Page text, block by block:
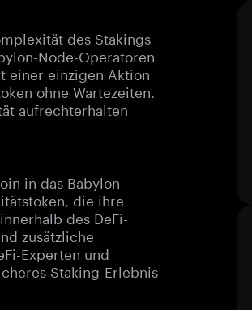
des Stakings
Node-Operatoren
einer einzigen Aktion
ohne Wartezeiten.
aufrechterhalten
in das Babylon-
die ihre
des DeFi-
zusätzliche
Experten und
Staking-Erlebnis